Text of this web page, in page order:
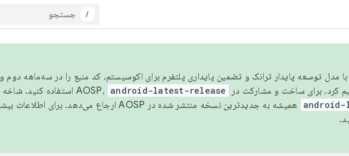
/
شدن با مدل توسعه پایدار ترانک و تضمین پایداری پلتفرم برای اکوسیستم، کد منبع را در سه‌ماهه دوم و
android-latest-release
استفاده کنید. شاخه
همیشه به جدیدترین نسخه منتشر شده در AOSP ارجاع می‌دهد. برای اطلاعات بیشتر، به